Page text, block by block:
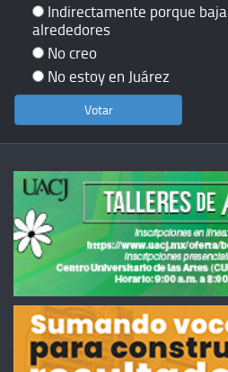
Indirectamente porque
alrededores
No creo
No estoy en Juárez